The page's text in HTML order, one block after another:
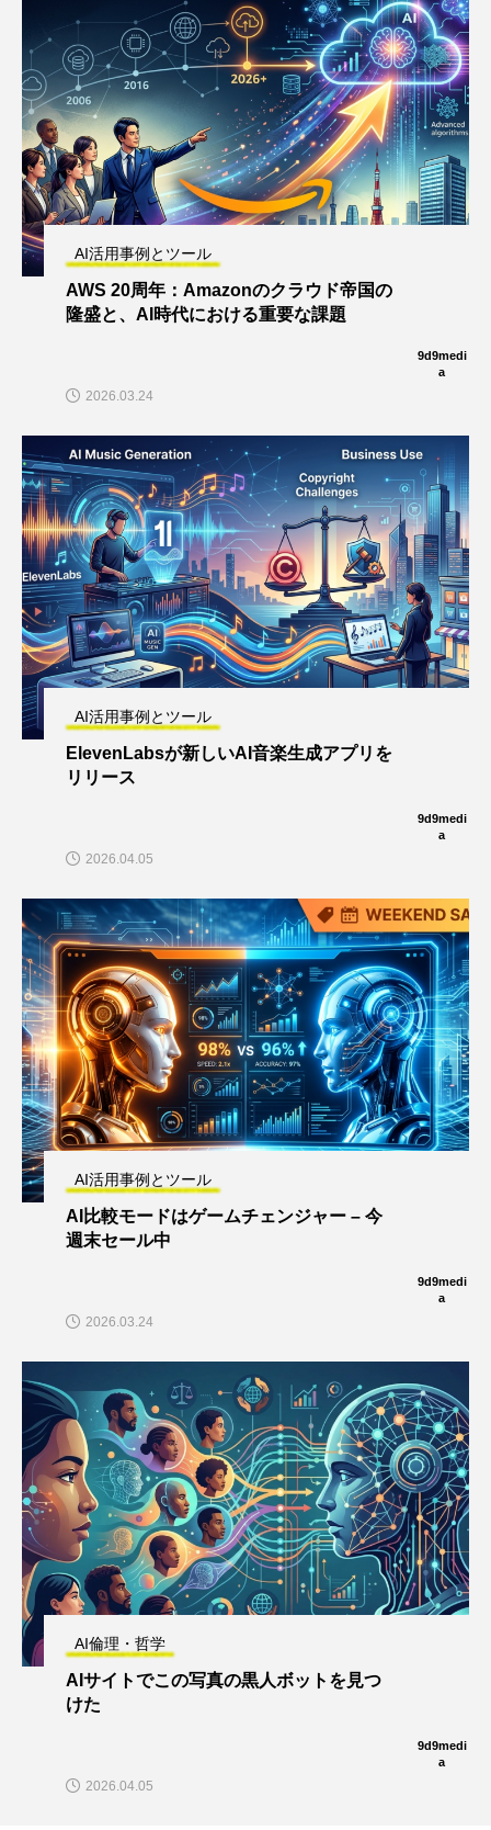
AI活用事例とツール
AWS 20周年：Amazonのクラウド帝国の
隆盛と、AI時代における重要な課題
9d9medi
a
2026.03.24
AI活用事例とツール
ElevenLabsが新しいAI音楽生成アプリを
リリース
9d9medi
a
2026.04.05
AI活用事例とツール
AI比較モードはゲームチェンジャー – 今
週末セール中
9d9medi
a
2026.03.24
AI倫理・哲学
AIサイトでこの写真の黒人ボットを見つ
けた
9d9medi
a
2026.04.05